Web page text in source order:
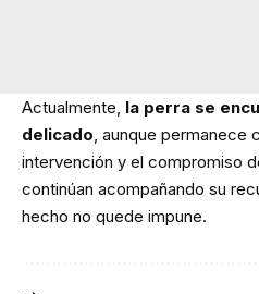
Actualmente, la perra se
delicado , aunque permanece
intervención y el compromiso
continúan acompañando su
hecho no quede impune.